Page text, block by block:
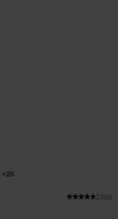
+26
2389